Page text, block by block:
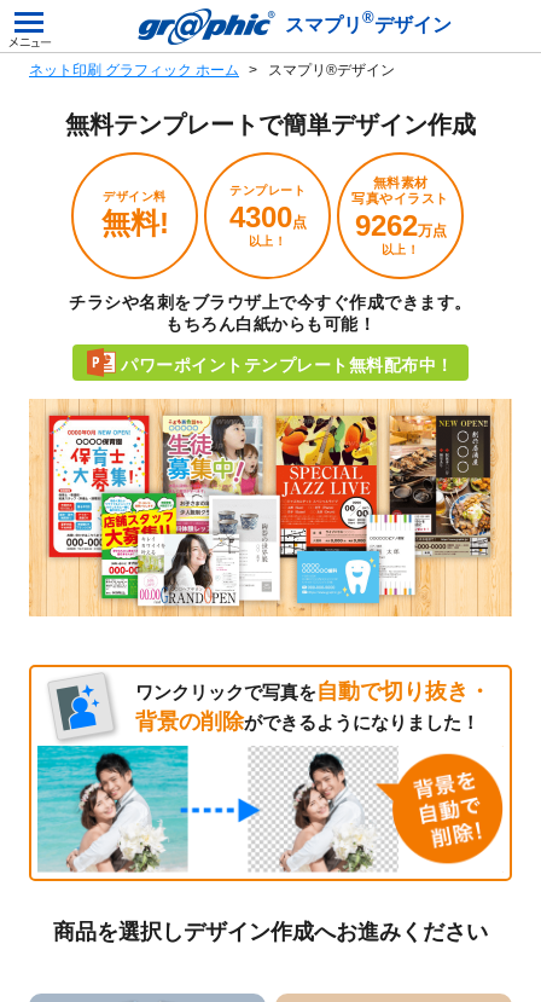
スマプリ ®デザイン
ネット印刷 グラフィック ホーム スマプリ®デザイン
無料テンプレートで簡単デザイン作成
デザイン料
無料!
テンプレート
4300点
以上！
無料素材
写真やイラスト
9262万点
以上！
チラシや名刺をブラウザ上で今すぐ作成できます。
もちろん白紙からも可能！
パワーポイントテンプレート無料配布中！
ワンクリックで写真を自動で切り抜き・
背景の削除ができるようになりました！
商品を選択しデザイン作成へお進みください